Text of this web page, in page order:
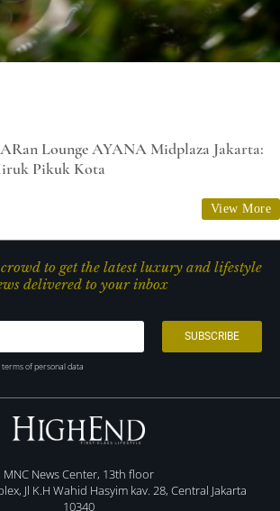
Lounge AYANA Midplaza Jakarta:
Pikuk Kota
View More
to get the latest luxury and lifestyle
delivered to your inbox
terms of personal data
MNC News Center, 13th floor
Jl K.H Wahid Hasyim kav. 28, Central Jakarta
10340